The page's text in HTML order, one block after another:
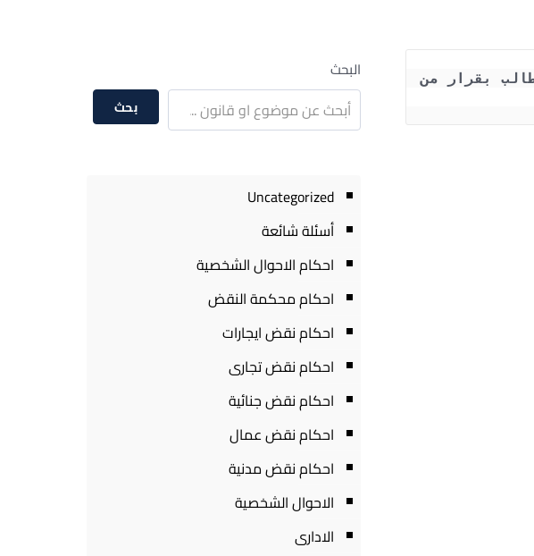
قرار جمهوري رقم  15 لسنة 2014 بتعديل قانون الجامعات يجيز فصل الطالب بقرار من
البحث
بحث
Uncategorized
أسئلة شائعة
احكام الاحوال الشخصية
احكام محكمة النقض
احكام نقض ايجارات
احكام نقض تجارى
احكام نقض جنائية
احكام نقض عمال
احكام نقض مدنية
الاحوال الشخصية
الادارى